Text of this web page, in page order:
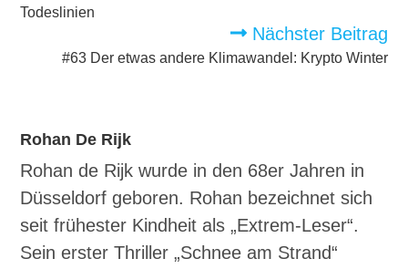
Todeslinien
Nächster Beitrag
#63 Der etwas andere Klimawandel: Krypto Winter
Rohan De Rijk
Rohan de Rijk wurde in den 68er Jahren in
Düsseldorf geboren. Rohan bezeichnet sich
seit frühester Kindheit als „Extrem-Leser“.
Sein erster Thriller „Schnee am Strand“